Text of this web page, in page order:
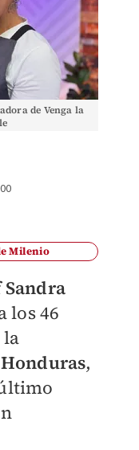
de Venga la
Milenio
Sandra
los 46
,